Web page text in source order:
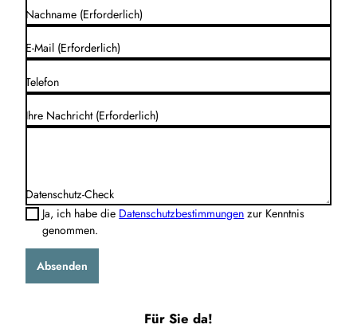
Nachname (Erforderlich)
E-Mail (Erforderlich)
Telefon
Ihre Nachricht (Erforderlich)
Datenschutz-Check
Ja, ich habe die Datenschutzbestimmungen zur Kenntnis
genommen.
Absenden
Für Sie da!